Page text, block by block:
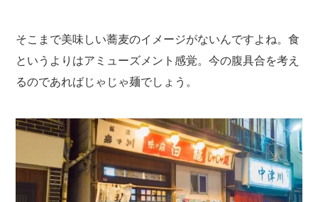
そこまで美味しい蕎麦のイメージがないんですよね。食
というよりはアミューズメント感覚。今の腹具合を考え
るのであればじゃじゃ麺でしょう。